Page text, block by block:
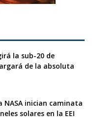
la sub-20 de
de la absoluta
NASA inician caminata
solares en la EEI